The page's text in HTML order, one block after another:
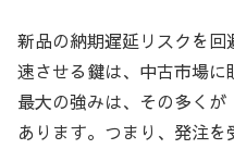
新品の納期遅延リスクを
速させる鍵は、中古市場
最大の強みは、その多く
あります。つまり、発注